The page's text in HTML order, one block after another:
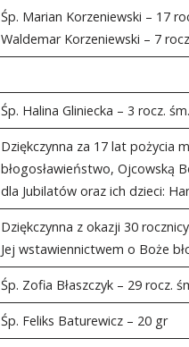
Śp. Marian Korzeniewski – 17
Waldemar Korzeniewski – 7
Śp. Halina Gliniecka – 3 rocz.
Dziękczynna za 17 lat pożycia
błogosławieństwo, Ojcowską
dla Jubilatów oraz ich dzieci:
Dziękczynna z okazji 30
Jej wstawiennictwem o Boże
Śp. Zofia Błaszczyk – 29 rocz.
Śp. Feliks Baturewicz – 20 gr